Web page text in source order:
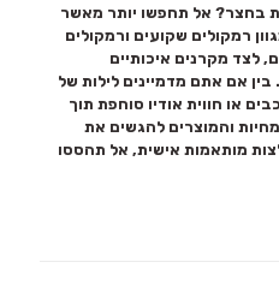
בחצר? אל תחפשו יותר מאשר
רמקולים שקועים ורמקולים
לצד מקרנים איכותיים
אם אתם מדמיינים לילות של
או חווית אודיו סוחפת תוך
והמוצרים להגשים את
מותאמות אישית, אל תהססו